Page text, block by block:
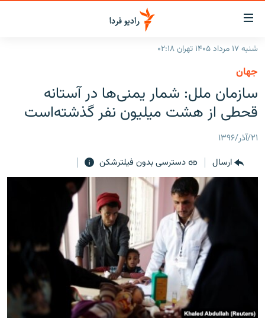
لینک‌های
قابلیت
دسترسی
بازگشت
منوی
اصلی
رفتن
به
صفحه
جستجو
ایران
جهان
برنامه‌های رادیویی
پادکست
چندرسانه‌ای
گزارش‌های تصویری
گزارش‌های ویدئویی
به ما بپیوندید
شنبه ۱۷ مرداد ۱۴۰۵ تهران ۰۲:۱۸
جهان
سازمان ملل: شمار یمنی‌ها در آستانه
قحطی از هشت میلیون نفر گذشته‌است
۲۱/آذر/۱۳۹۶
ارسال
دسترسی بدون فیلترشکن